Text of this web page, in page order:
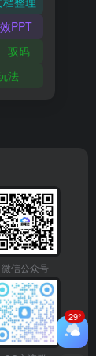
PPT
驭码
法
微信公众号
29°